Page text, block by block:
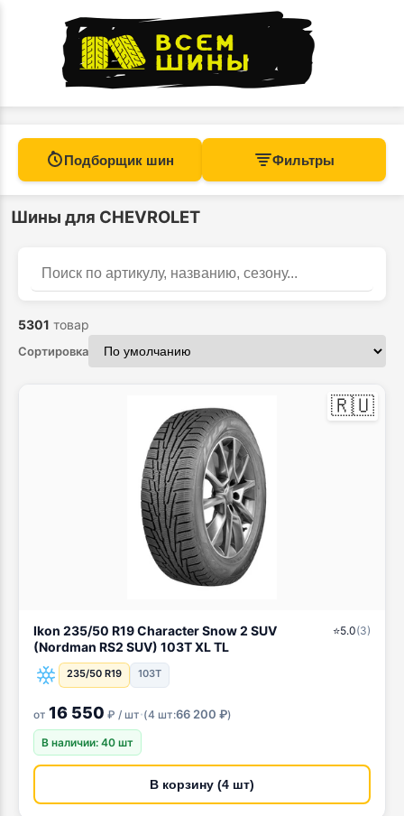
Подборщик шин Фильтры
Шины для CHEVROLET
Поиск по каталогу
5301 товар
Сортировка
🇷🇺
Ikon 235/50 R19 Character Snow 2 SUV
(Nordman RS2 SUV) 103T XL TL
⭐5.0(3)
235/50 R19 103T
от 16 550 ₽ / шт·(4 шт:66 200 ₽)
В наличии: 40 шт
В корзину (4 шт)